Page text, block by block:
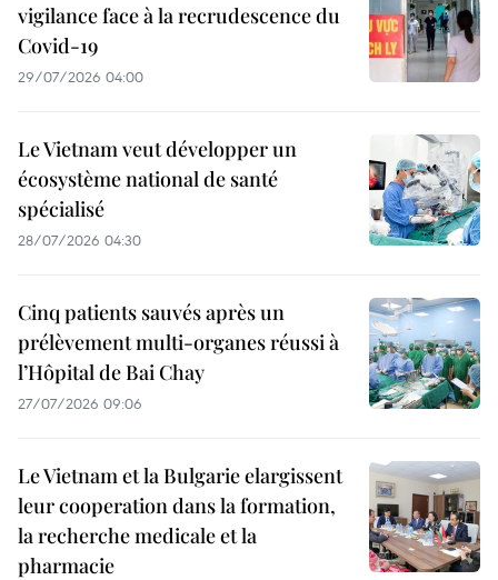
vigilance face à la recrudescence du
Covid-19
29/07/2026 04:00
Le Vietnam veut développer un
écosystème national de santé
spécialisé
28/07/2026 04:30
Cinq patients sauvés après un
prélèvement multi-organes réussi à
l’Hôpital de Bai Chay
27/07/2026 09:06
Le Vietnam et la Bulgarie elargissent
leur cooperation dans la formation,
la recherche medicale et la
pharmacie